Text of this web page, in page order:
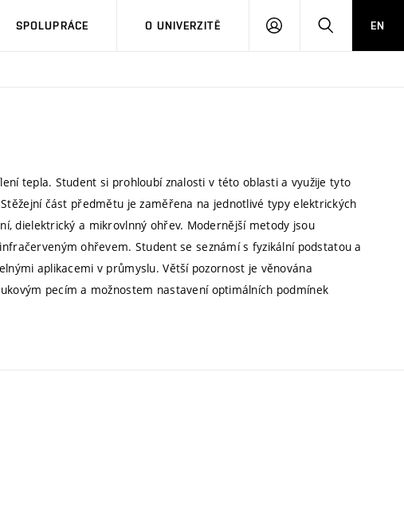
SPOLUPRÁCE O UNIVERZITĚ
PŘIHLÁSIT HLEDATEN
tepla. Student si prohloubí znalosti v této oblasti a využije tyto
část předmětu je zaměřena na jednotlivé typy elektrických
dielektrický a mikrovlnný ohřev. Modernější metody jsou
ohřevem. Student se seznámí s fyzikální podstatou a
aplikacemi v průmyslu. Větší pozornost je věnována
pecím a možnostem nastavení optimálních podmínek